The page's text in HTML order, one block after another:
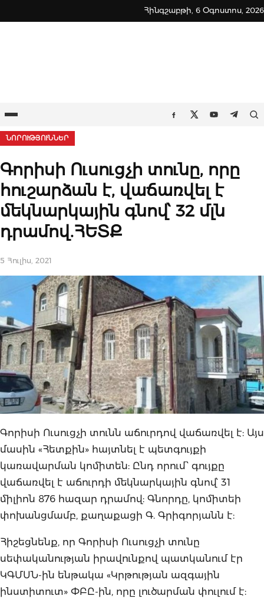
to
Հինգշաբթի, 6 Օգոստոս, 2026
Ընտրացանկ Facebook
TwitterYoutube
ՆՈՐՈՒԹՅՈՒՆՆԵՐ
Գորիսի Ուսուցչի տունը, որը
հուշարձան է, վաճառվել է
մեկնարկային գնով՝ 32 մլն
դրամով.ՀԵՏՔ
5 Հուլիս, 2021
Գորիսի Ուսուցչի տունն աճուրդով վաճառվել է: Այս
մասին «Հետքին» հայտնել է պետգույքի
կառավարման կոմիտեն: Ընդ որում՝ գույքը
վաճառվել է աճուրդի մեկնարկային գնով՝ 31
միլիոն 876 հազար դրամով: Գնորդը, կոմիտեի
փոխանցմամբ, քաղաքացի Գ. Գրիգորյանն է:
Հիշեցնենք, որ Գորիսի Ուսուցչի տունը
սեփականության իրավունքով պատկանում էր
ԿԳՄՍՆ-ին ենթակա «Կրթության ազգային
ինստիտուտ» ՓԲԸ-ին, որը լուծարման փուլում է: